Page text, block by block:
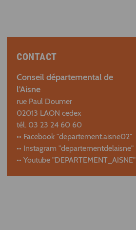
CONTACT
Conseil départemental de
l'Aisne
rue Paul Doumer
02013 LAON cedex
tél. 03 23 24 60 60
•• Facebook "departement.aisne02"
•• Instagram "departementdelaisne"
•• Youtube "DEPARTEMENT_AISNE"